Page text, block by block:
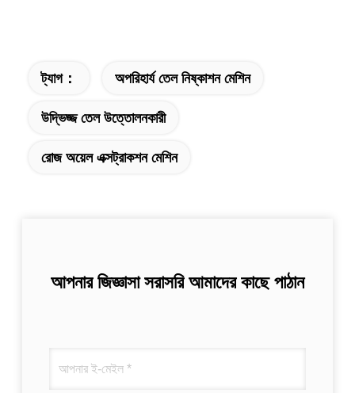
ট্যাগ： অপরিহার্য তেল নিষ্কাশন মেশিন
উদ্ভিজ্জ তেল উত্তোলনকারী
রোজ অয়েল এক্সট্রাকশন মেশিন
আপনার জিজ্ঞাসা সরাসরি আমাদের কাছে পাঠান